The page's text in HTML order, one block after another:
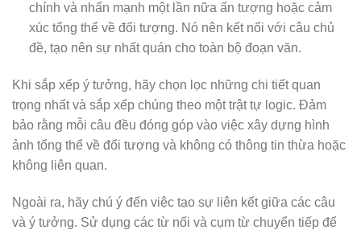
chính và nhấn mạnh một lần nữa ấn tượng hoặc cảm
xúc tổng thể về đối tượng. Nó nên kết nối với câu chủ
đề, tạo nên sự nhất quán cho toàn bộ đoạn văn.
Khi sắp xếp ý tưởng, hãy chọn lọc những chi tiết quan
trọng nhất và sắp xếp chúng theo một trật tự logic. Đảm
bảo rằng mỗi câu đều đóng góp vào việc xây dựng hình
ảnh tổng thể về đối tượng và không có thông tin thừa hoặc
không liên quan.
Ngoài ra, hãy chú ý đến việc tạo sự liên kết giữa các câu
và ý tưởng. Sử dụng các từ nối và cụm từ chuyển tiếp để